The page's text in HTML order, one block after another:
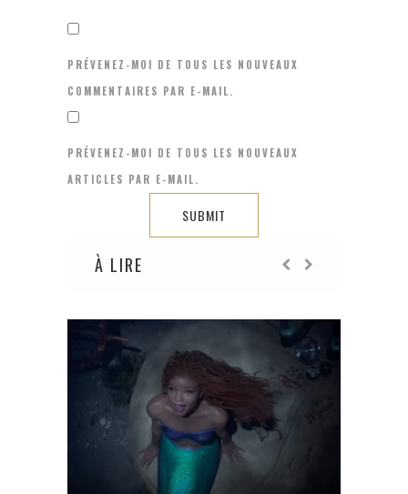
PRÉVENEZ-MOI DE TOUS LES NOUVEAUX
COMMENTAIRES PAR E-MAIL.
PRÉVENEZ-MOI DE TOUS LES NOUVEAUX
ARTICLES PAR E-MAIL.
À LIRE